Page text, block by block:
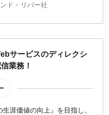
ド・リバー社
サービスのディレクシ
業務！
涯価値の向上』を目指し、